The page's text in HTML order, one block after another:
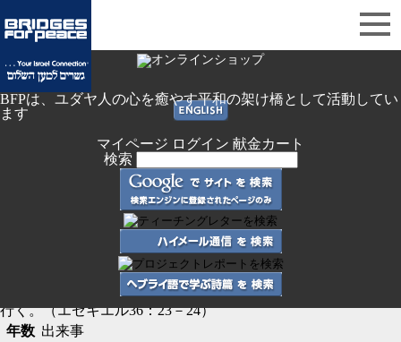
BFPは、ユダヤ人の心を癒やす平和の架け橋として活動してい
ます
マイページ ログイン 献金カート
検索
歴史
イスラエルの歴史
Sub Navi Open ▼
アブラハムの召命から現在までの代表的
イスラエルの歴史は聖書の預言をそのままたどっています。彼
らの歴史は神の存在抜きには語れません。
わたしは、諸国の民の間で汚され、あなたがたが彼らの間で汚
したわたしの偉大な名の聖なることを示す。
わたしが彼らの目の前であなたがたのうちにわたしの聖なるこ
とを示すとき、諸国の民は、わたしが主であることを知ろう。
－神である主の御告げ－わたしはあなたがたを諸国の民の間か
ら連れ出し、すべての国々から集め、あなたがたの地に連れて
行く。（エゼキエル36：23－24）
年数 出来事